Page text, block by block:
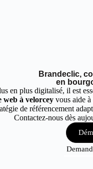
Brandeclic,
en
en plus digitalisé, il est
web à velorceyvous aide à
de référencement
Contactez-nous dès